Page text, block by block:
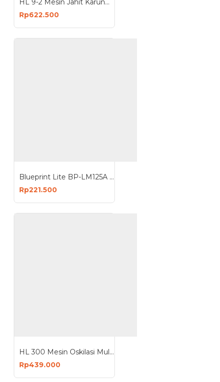
Rp622.500
Blueprint Lite BP-LM125A LM125A Mesin Laminating Machine Hot Cold A4 F4
Rp221.500
HL 300 Mesin Oskilasi Multi Cutter Oscillation Machine
Rp439.000